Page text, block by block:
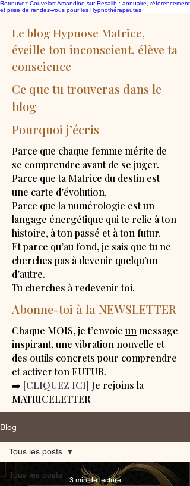
Retrouvez Couvelart Amandine sur Resalib : annuaire, référencement
et prise de rendez-vous pour les Hypnothérapeutes
Le blog Hypnose Matrice,
éveille ton inconscient, élève ta
conscience
Ce que tu trouveras dans le
blog
Pourquoi j’écris
Parce que chaque femme mérite de
se comprendre avant de se juger.
Parce que ta Matrice du destin est
une carte d’évolution.
Parce que la numérologie est un
langage énergétique qui te relie à ton
histoire, à ton passé et à ton futur.
Et parce qu’au fond, je sais que tu ne
cherches pas à devenir quelqu’un
d’autre.
Tu cherches à redevenir toi.
Abonne-toi à la NEWSLETTER
Chaque MOIS, je t’envoie un message
inspirant, une vibration nouvelle et
des outils concrets pour comprendre
et activer ton FUTUR.
➡️ [CLIQUEZ ICI] Je rejoins la
MATRICELETTER
Blog
Tous les posts
Tous les posts
3 min de lecture